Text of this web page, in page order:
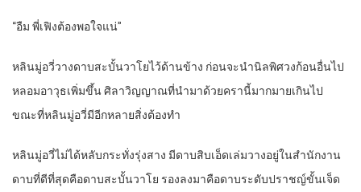
“อืม พี่เฟิงต้องพอใจแน่”
หลินมู่อวี่วางดาบสะบั้นวาโยไว้ด้านข้าง ก่อนจะนำนิลพิศวงก้อนอื่นไป
หลอมอาวุธเพิ่มขึ้น ศิลาวิญญาณที่นำมาด้วยครานี้มากมายเกินไป
ขณะที่หลินมู่อวี่มีอีกหลายสิ่งต้องทำ
หลินมู่อวี่ไม่ได้หลับกระทั่งรุ่งสาง มีดาบสิบเอ็ดเล่มวางอยู่ในสำนักงาน
ดาบที่ดีที่สุดคือดาบสะบั้นวาโย รองลงมาคือดาบระดับปราชญ์ขั้นเจ็ด